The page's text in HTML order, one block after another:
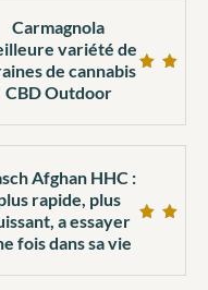
Carmagnola
variété de
de cannabis
CBD Outdoor
Afghan HHC :
rapide, plus
a essayer
fois dans sa vie